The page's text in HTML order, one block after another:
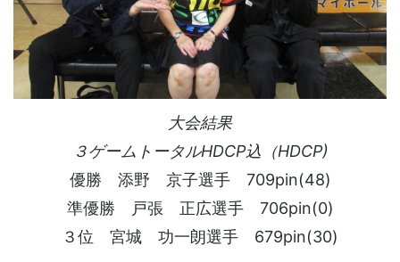
大会結果
３ゲームトータルHDCP込（HDCP)
優勝 添野 京子選手 709pin(48)
準優勝 戸張 正広選手 706pin(0)
３位 宮城 功一朗選手 679pin(30)